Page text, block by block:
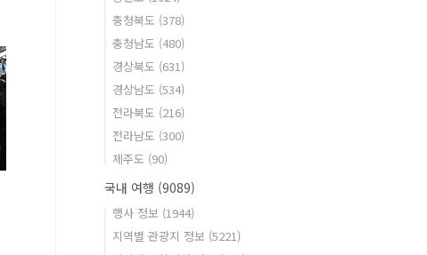
충청북도 (378)
충청남도 (480)
경상북도 (631)
경상남도 (534)
전라북도 (216)
전라남도 (300)
제주도 (90)
국내 여행 (9089)
행사 정보 (1944)
지역별 관광지 정보 (5221)